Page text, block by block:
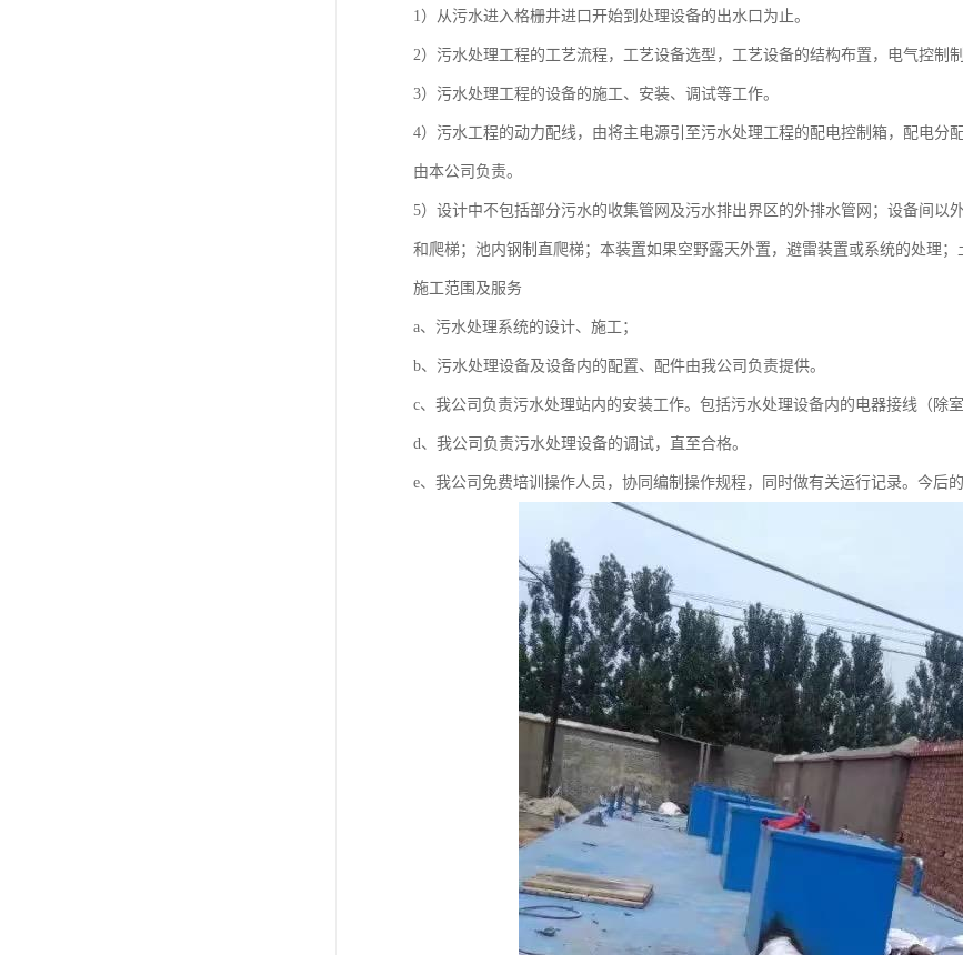
1）从污水进入格栅井进口开始到处理设备的出水口为止。
2）污水处理工程的工艺流程，工艺设备选型，工艺设备的结构布置，电气控制
3）污水处理工程的设备的施工、安装、调试等工作。
4）污水工程的动力配线，由将主电源引至污水处理工程的配电控制箱，配电分
由本公司负责。
5）设计中不包括部分污水的收集管网及污水排出界区的外排水管网；设备间以
和爬梯；池内钢制直爬梯；本装置如果空野露天外置，避雷装置或系统的处理；
施工范围及服务
a、污水处理系统的设计、施工；
b、污水处理设备及设备内的配置、配件由我公司负责提供。
c、我公司负责污水处理站内的安装工作。包括污水处理设备内的电器接线（除室
d、我公司负责污水处理设备的调试，直至合格。
e、我公司免费培训操作人员，协同编制操作规程，同时做有关运行记录。今后